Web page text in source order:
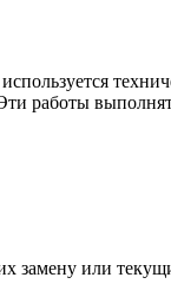
Эти работы
замену или